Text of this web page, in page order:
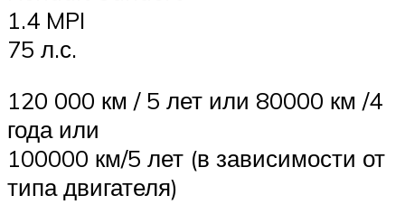
1.4 MPI
75 л.с.
120 000 км / 5 лет или 80000 км /4
года или
100000 км/5 лет (в зависимости от
типа двигателя)